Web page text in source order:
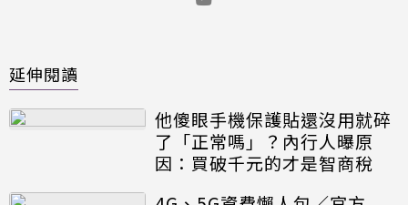
延伸閱讀
他傻眼手機保護貼還沒用就碎
了「正常嗎」？內行人曝原
因：買破千元的才是智商稅